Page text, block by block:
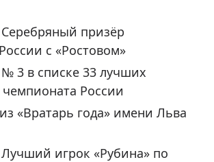
призёр
с «Ростовом»
3 в списке 33 лучших
России
«Вратарь года» имени Льва
игрок «Рубина» по